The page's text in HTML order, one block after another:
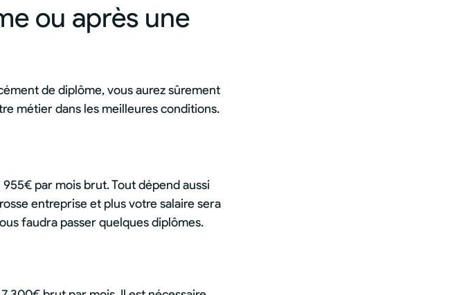
ou après une
de diplôme, vous aurez sûrement
métier dans les meilleures conditions.
par mois brut. Tout dépend aussi
entreprise et plus votre salaire sera
faudra passer quelques diplômes.